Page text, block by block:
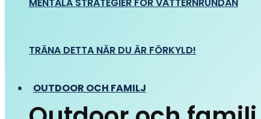
TRÄNA DETTA NÄR DU ÄR FÖRKYLD!
OUTDOOR OCH FAMILJ